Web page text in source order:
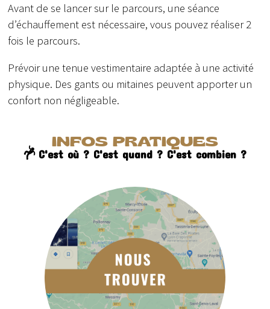
Avant de se lancer sur le parcours, une séance
d’échauffement est nécessaire, vous pouvez réaliser 2
fois le parcours.
Prévoir une tenue vestimentaire adaptée à une activité
physique. Des gants ou mitaines peuvent apporter un
confort non négligeable.
INFOS PRATIQUES
C'est où ? C'est quand ? C'est combien ?